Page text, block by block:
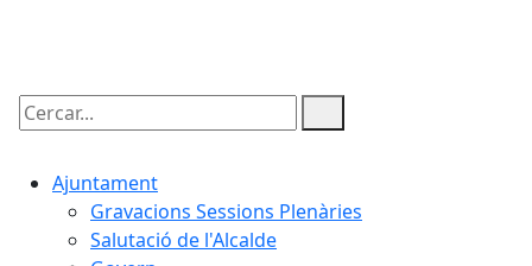
Cercar:
Ajuntament
Gravacions Sessions Plenàries
Salutació de l'Alcalde